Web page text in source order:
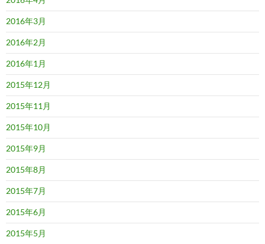
2016年3月
2016年2月
2016年1月
2015年12月
2015年11月
2015年10月
2015年9月
2015年8月
2015年7月
2015年6月
2015年5月